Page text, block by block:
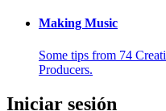
Making Music
Some tips from 74
Producers.
Iniciar sesión